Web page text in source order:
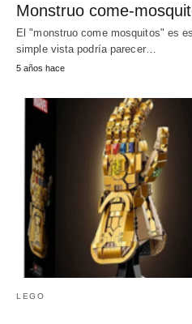
Monstruo come-
El "monstruo come mosquitos" es
simple vista podría parecer…
5 años hace
LEGO